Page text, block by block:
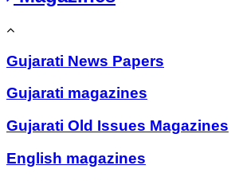
Gujarati News Papers
Gujarati magazines
Gujarati Old Issues Magazines
English magazines